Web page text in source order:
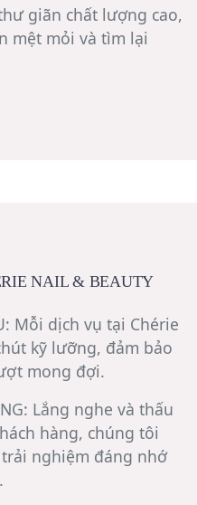
giãn chất lượng cao,
mệt mỏi và tìm lại
NAIL & BEAUTY
: Mỗi dịch vụ tại Chérie
kỹ lưỡng, đảm bảo
mong đợi.
: Lắng nghe và thấu
hàng, chúng tôi
nghiệm đáng nhớ